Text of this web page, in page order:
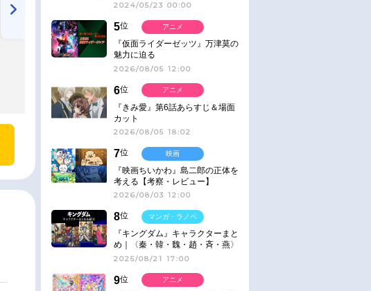
2024/05/23 00:00
5位
『仮面ライダーゼッツ』万津莫の
魅力に迫る
2026/08/05 12:00
アニメ
6位
『きみ愛』第6話あらすじ＆場面
カット
2026/08/05 18:02
アニメ
7位
『映画ちいかわ』島二郎の正体を
考える【考察・レビュー】
2026/08/03 12:00
映画
8位
『キングダム』キャラクターまと
め｜〈秦・韓・魏・趙・斉・燕〉
2025/08/21 17:00
マンガ・ラノベ
9位
アニメ